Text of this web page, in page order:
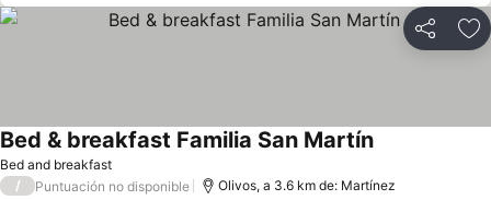
Compartir
Bed and breakfast
Bed & breakfast Familia San Martín
/ Puntuación no disponible Olivos, a 3.6 km de: Martínez